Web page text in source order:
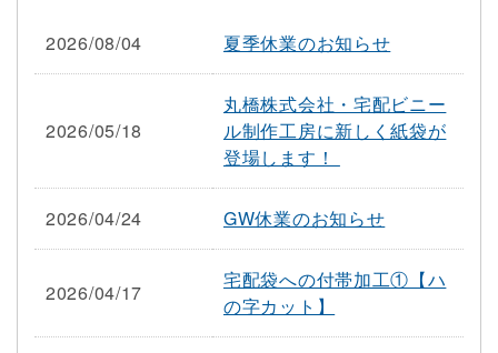
2026/08/04 夏季休業のお知らせ
2026/05/18
丸橋株式会社・宅配ビニー
ル制作工房に新しく紙袋が
登場します！
2026/04/24 GW休業のお知らせ
2026/04/17
宅配袋への付帯加工①【ハ
の字カット】